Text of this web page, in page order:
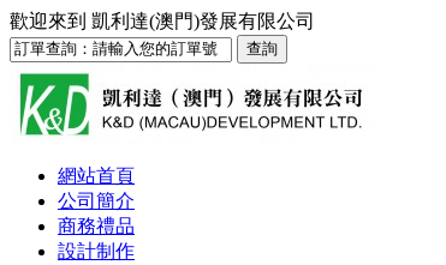
歡迎來到 凱利達(澳門)發展有限公司
網站首頁
公司簡介
商務禮品
設計制作